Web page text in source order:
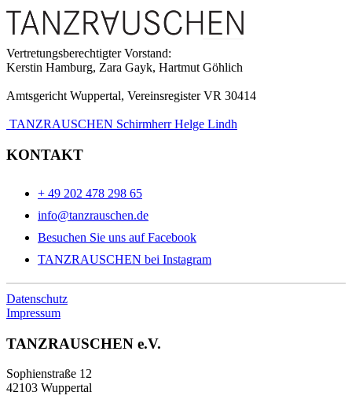
Vertretungsberechtigter Vorstand:
Kerstin Hamburg, Zara Gayk, Hartmut Göhlich
Amtsgericht Wuppertal, Vereinsregister VR 30414
TANZRAUSCHEN Schirmherr Helge Lindh
KONTAKT
+ 49 202 478 298 65
info@tanzrauschen.de
Besuchen Sie uns auf Facebook
TANZRAUSCHEN bei Instagram
Datenschutz
Impressum
TANZRAUSCHEN e.V.
Sophienstraße 12
42103 Wuppertal